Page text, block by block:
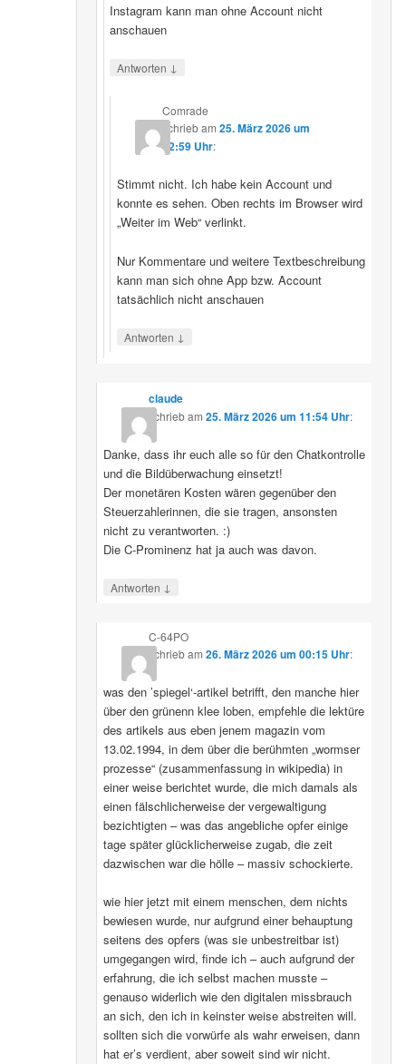
Instagram kann man ohne Account nicht
anschauen
Antworten ↓
Comrade
schriebam 25. März 2026 um
12:59 Uhr:
Stimmt nicht. Ich habe kein Account und
konnte es sehen. Oben rechts im Browser wird
„Weiter im Web“ verlinkt.
Nur Kommentare und weitere Textbeschreibung
kann man sich ohne App bzw. Account
tatsächlich nicht anschauen
Antworten ↓
claude
schriebam 25. März 2026 um 11:54 Uhr:
Danke, dass ihr euch alle so für den Chatkontrolle
und die Bildüberwachung einsetzt!
Der monetären Kosten wären gegenüber den
Steuerzahlerinnen, die sie tragen, ansonsten
nicht zu verantworten. :)
Die C-Prominenz hat ja auch was davon.
Antworten ↓
C-64PO
schriebam 26. März 2026 um 00:15 Uhr:
was den ’spiegel‘-artikel betrifft, den manche hier
über den grünenn klee loben, empfehle die lektüre
des artikels aus eben jenem magazin vom
13.02.1994, in dem über die berühmten „wormser
prozesse“ (zusammenfassung in wikipedia) in
einer weise berichtet wurde, die mich damals als
einen fälschlicherweise der vergewaltigung
bezichtigten – was das angebliche opfer einige
tage später glücklicherweise zugab, die zeit
dazwischen war die hölle – massiv schockierte.
wie hier jetzt mit einem menschen, dem nichts
bewiesen wurde, nur aufgrund einer behauptung
seitens des opfers (was sie unbestreitbar ist)
umgegangen wird, finde ich – auch aufgrund der
erfahrung, die ich selbst machen musste –
genauso widerlich wie den digitalen missbrauch
an sich, den ich in keinster weise abstreiten will.
sollten sich die vorwürfe als wahr erweisen, dann
hat er’s verdient, aber soweit sind wir nicht.